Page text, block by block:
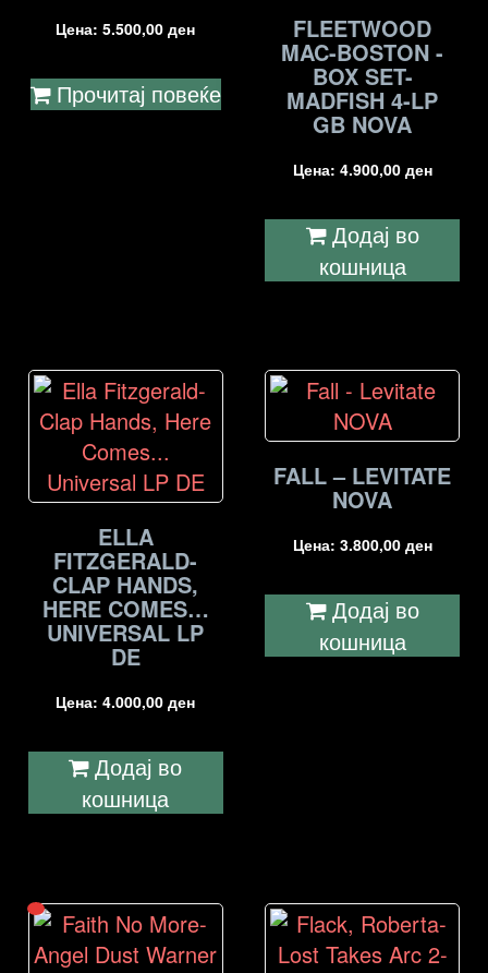
Цена:5.500,00ден
Прочитај повеќе
FLEETWOOD
MAC-BOSTON -
BOX SET-
MADFISH 4-LP
GB NOVA
Цена: 4.900,00 ден
Додај во
кошница
ELLA
FITZGERALD-
CLAP HANDS,
HERE COMES…
UNIVERSAL LP
DE
Цена:4.000,00ден
Додај во
кошница
FALL – LEVITATE
NOVA
Цена: 3.800,00 ден
Додај во
кошница